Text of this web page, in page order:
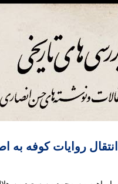
انتقال روايات كوفه به